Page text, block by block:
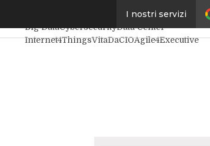
I nostri servizi
Intelligenza Artificiale
Big DataCybersecurityData Center
Internet4ThingsVitaDaCIOAgile4Executive